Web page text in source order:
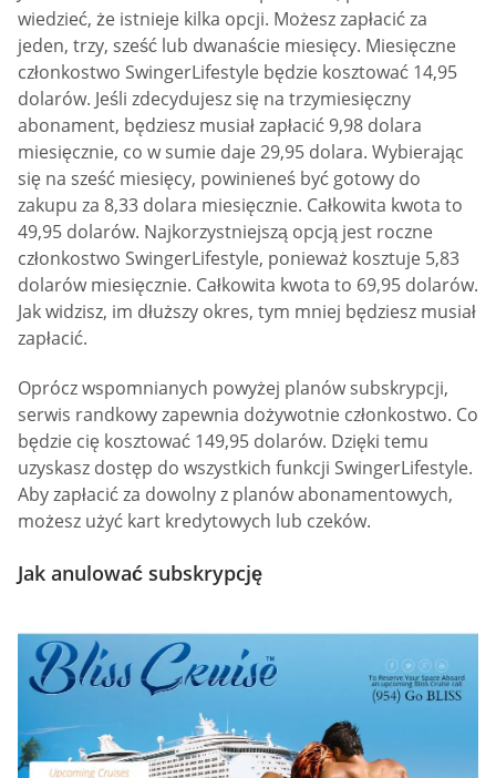
wiedzieć, że istnieje kilka opcji. Możesz zapłacić za
jeden, trzy, sześć lub dwanaście miesięcy. Miesięczne
członkostwo SwingerLifestyle będzie kosztować 14,95
dolarów. Jeśli zdecydujesz się na trzymiesięczny
abonament, będziesz musiał zapłacić 9,98 dolara
miesięcznie, co w sumie daje 29,95 dolara. Wybierając
się na sześć miesięcy, powinieneś być gotowy do
zakupu za 8,33 dolara miesięcznie. Całkowita kwota to
49,95 dolarów. Najkorzystniejszą opcją jest roczne
członkostwo SwingerLifestyle, ponieważ kosztuje 5,83
dolarów miesięcznie. Całkowita kwota to 69,95 dolarów.
Jak widzisz, im dłuższy okres, tym mniej będziesz musiał
zapłacić.
Oprócz wspomnianych powyżej planów subskrypcji,
serwis randkowy zapewnia dożywotnie członkostwo. Co
będzie cię kosztować 149,95 dolarów. Dzięki temu
uzyskasz dostęp do wszystkich funkcji SwingerLifestyle.
Aby zapłacić za dowolny z planów abonamentowych,
możesz użyć kart kredytowych lub czeków.
Jak anulować subskrypcję